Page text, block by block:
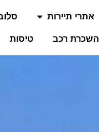
אתרי תיירות
השכרת רכב טיסות